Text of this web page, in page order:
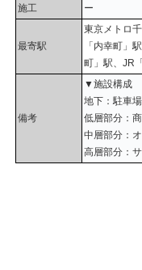
施工
ー
最寄駅
東京メトロ
「内幸町」
町」駅、JR
備考
▼施設構成
地下：駐車
低層部分：
中層部分：
高層部分：